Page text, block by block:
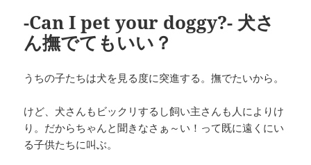
-Can I pet your doggy?- 犬さ
ん撫でてもいい？
うちの子たちは犬を見る度に突進する。撫でたいから。
けど、犬さんもビックリするし飼い主さんも人によりけ
り。だからちゃんと聞きなさぁ～い！って既に遠くにい
る子供たちに叫ぶ。